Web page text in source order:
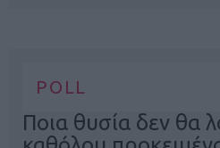
POLL
Ποια θυσία δεν θα